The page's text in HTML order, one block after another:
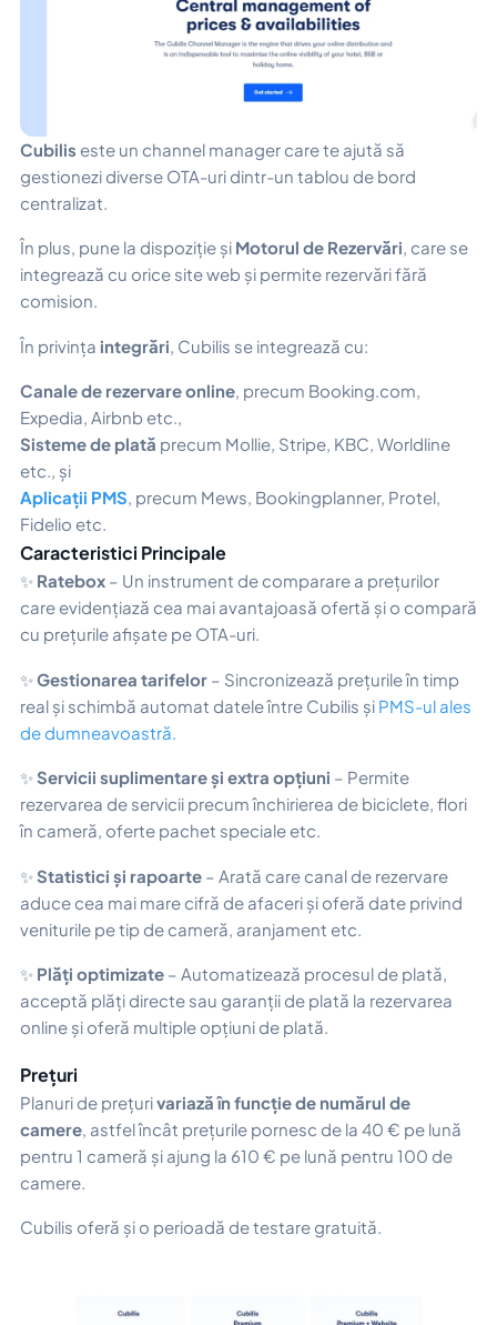
Cubilis este un channel manager care te ajută să
gestionezi diverse OTA-uri dintr-un tablou de bord
centralizat.
În plus, pune la dispoziție și Motorul de Rezervări, care se
integrează cu orice site web și permite rezervări fără
comision.
În privința integrări , Cubilis se integrează cu:
Canale de rezervare online, precum Booking.com,
Expedia, Airbnb etc.,
Sisteme de plată precum Mollie, Stripe, KBC, Worldline
etc., și
Aplicații PMS, precum Mews, Bookingplanner, Protel,
Fidelio etc.
Caracteristici Principale
✨ Ratebox – Un instrument de comparare a prețurilor
care evidențiază cea mai avantajoasă ofertă și o compară
cu prețurile afișate pe OTA-uri.
✨Gestionarea tarifelor – Sincronizează prețurile în timp
real și schimbă automat datele între Cubilis și PMS-ul ales
de dumneavoastră.
✨Servicii suplimentare și extra opțiuni – Permite
rezervarea de servicii precum închirierea de biciclete, flori
în cameră, oferte pachet speciale etc.
✨Statistici și rapoarte – Arată care canal de rezervare
aduce cea mai mare cifră de afaceri și oferă date privind
veniturile pe tip de cameră, aranjament etc.
✨ Plăți optimizate – Automatizează procesul de plată,
acceptă plăți directe sau garanții de plată la rezervarea
online și oferă multiple opțiuni de plată.
Prețuri
Planuri de prețurivariază în funcție de numărul de
camere , astfel încât prețurile pornesc de la 40 € pe lună
pentru 1 cameră și ajung la 610 € pe lună pentru 100 de
camere.
Cubilis oferă și o perioadă de testare gratuită.